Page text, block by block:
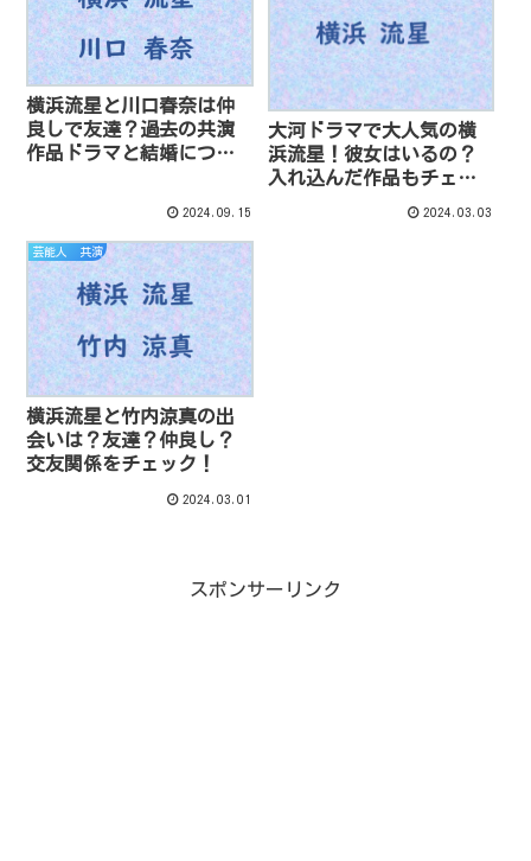
横浜流星と川口春奈は仲
良しで友達？過去の共演
作品ドラマと結婚につい
2024.09.15
大河ドラマで大人気の横
浜流星！彼女はいるの？
入れ込んだ作品もチェッ
2024.03.03
芸能人 共演
横浜流星と竹内涼真の出
会いは？友達？仲良し？
交友関係をチェック！
2024.03.01
スポンサーリンク